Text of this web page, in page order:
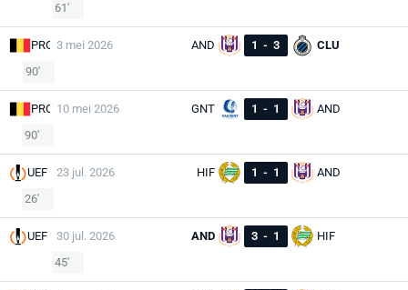
61'
PRO 3 mei 2026 AND 1 - 3
CLU
90'
PRO 10 mei 2026 GNT 1 - 1
AND
90'
UEF 23 jul. 2026 HIF 1 - 1
AND
26'
UEF 30 jul. 2026 AND 3 - 1
HIF
45'